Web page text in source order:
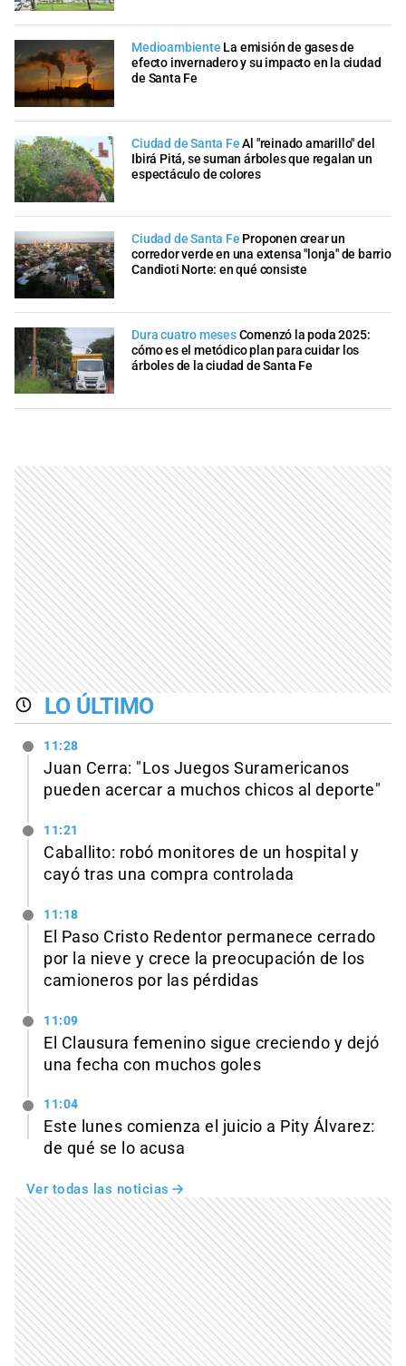
Medioambiente La emisión de gases de
efecto invernadero y su impacto en la ciudad
de Santa Fe
Ciudad de Santa Fe Al "reinado amarillo" del
Ibirá Pitá, se suman árboles que regalan un
espectáculo de colores
Ciudad de Santa Fe Proponen crear un
corredor verde en una extensa "lonja" de barrio
Candioti Norte: en qué consiste
Dura cuatro mesesComenzó la poda 2025:
cómo es el metódico plan para cuidar los
árboles de la ciudad de Santa Fe
LO ÚLTIMO
11:28
Juan Cerra: "Los Juegos Suramericanos
pueden acercar a muchos chicos al deporte"
11:21
Caballito: robó monitores de un hospital y
cayó tras una compra controlada
11:18
El Paso Cristo Redentor permanece cerrado
por la nieve y crece la preocupación de los
camioneros por las pérdidas
11:09
El Clausura femenino sigue creciendo y dejó
una fecha con muchos goles
11:04
Este lunes comienza el juicio a Pity Álvarez:
de qué se lo acusa
Ver todas las noticias